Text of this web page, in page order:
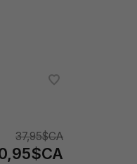
37,95$CA